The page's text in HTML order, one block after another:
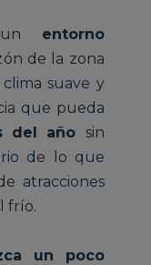
entorno
de la zona
suave y
que pueda
del año sin
de lo que
atracciones
frío.
un poco